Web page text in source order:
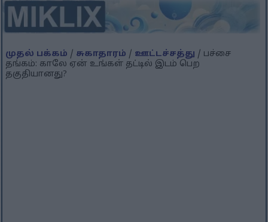
முதல் பக்கம் / சுகாதாரம் / ஊட்டச்சத்து / பச்சை
தங்கம்: காலே ஏன் உங்கள் தட்டில் இடம் பெற
தகுதியானது?